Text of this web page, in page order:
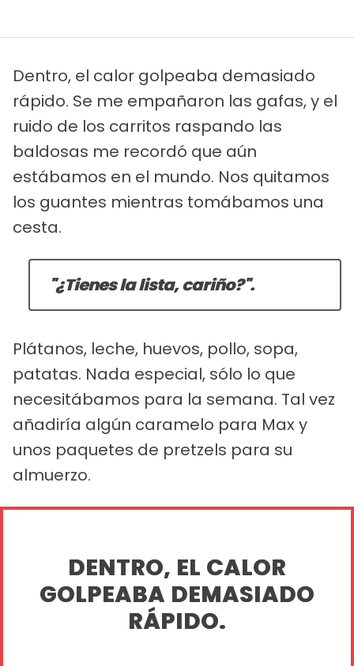
Dentro, el calor golpeaba demasiado
rápido. Se me empañaron las gafas, y el
ruido de los carritos raspando las
baldosas me recordó que aún
estábamos en el mundo. Nos quitamos
los guantes mientras tomábamos una
cesta.
"¿Tienes la lista, cariño?".
Plátanos, leche, huevos, pollo, sopa,
patatas. Nada especial, sólo lo que
necesitábamos para la semana. Tal vez
añadiría algún caramelo para Max y
unos paquetes de pretzels para su
almuerzo.
DENTRO, EL CALOR
GOLPEABA DEMASIADO
RÁPIDO.